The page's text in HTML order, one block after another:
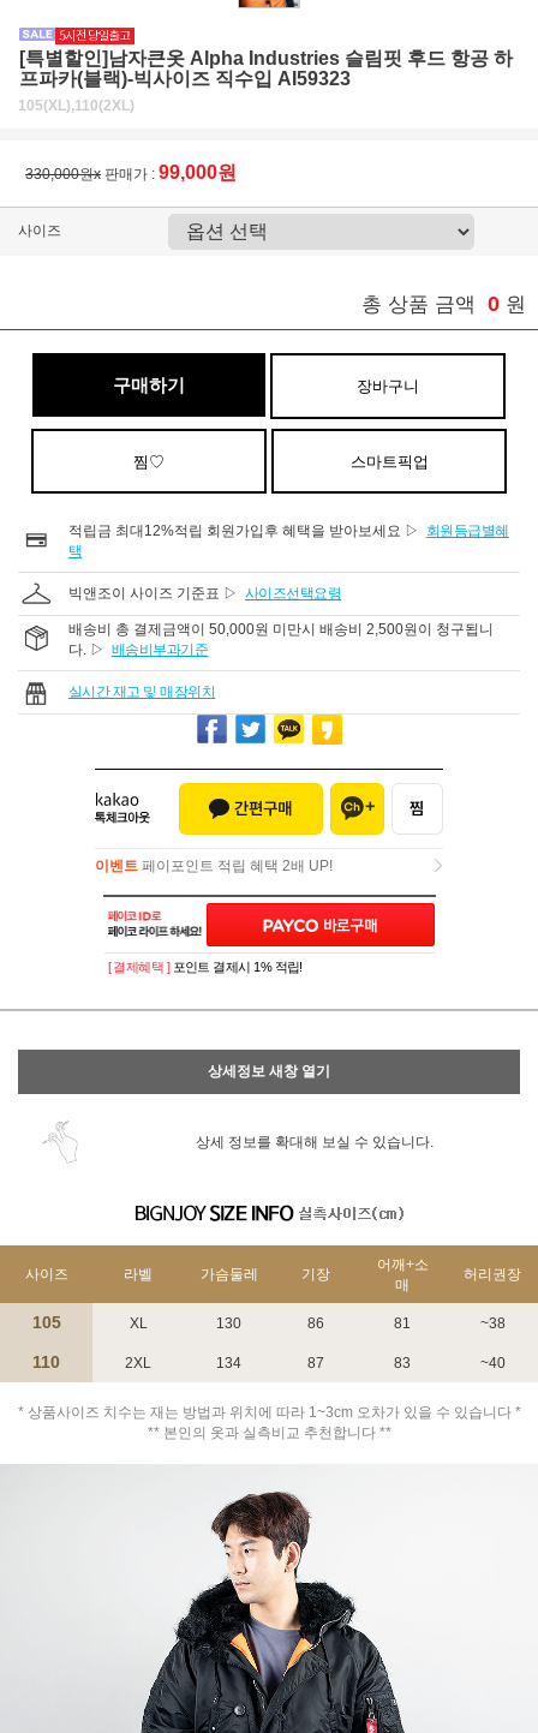
[특별할인]남자큰옷 Alpha Industries 슬림핏 후드 항공 하
프파카(블랙)-빅사이즈 직수입 AI59323
105(XL),110(2XL)
330,000원x 판매가 : 99,000원
사이즈
총 상품 금액 0 원
구매하기 장바구니
찜♡ 스마트픽업
적립금 최대12%적립 회원가입후 혜택을 받아보세요 ▷
회원등급별혜
택
빅앤조이 사이즈 기준표 ▷ 사이즈선택요령
배송비 총 결제금액이 50,000원 미만시 배송비 2,500원이 청구됩니
다. ▷ 배송비부과기준
실시간 재고 및 매장위치
이벤트 페이포인트 적립 혜택 2배 UP!
이벤트페이포인트 적립 혜택 2배 UP!
PAYCO 바로구매
[ 결제혜택 ] 포인트 결제시 1% 적립!
상세정보 새창 열기
상세 정보를 확대해 보실 수 있습니다.
사이즈 라벨 가슴둘레 기장
어깨+소
매
허리권장
105 XL 130 86 81 ~38
110 2XL 134 87 83 ~40
* 상품사이즈 치수는 재는 방법과 위치에 따라 1~3cm 오차가 있을 수 있습니다 *
** 본인의 옷과 실측비교 추천합니다 **